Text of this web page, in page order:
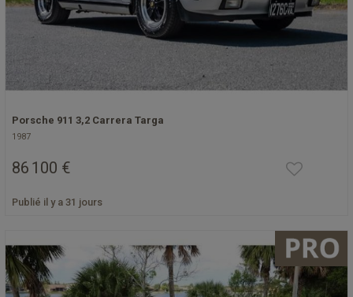
Porsche 911 3,2 Carrera Targa
1987
86 100 €
Publié il y a 31 jours